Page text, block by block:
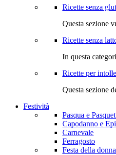
Ricette senza
Questa sezione
Ricette senza
In questa
Ricette per
Questa sezione
Festività
Pasqua e
Capodanno e
Carnevale
Ferragosto
Festa della donna